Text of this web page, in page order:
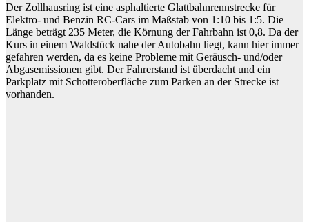
Der Zollhausring ist eine asphaltierte Glattbahnrennstrecke für
Elektro- und Benzin RC-Cars im Maßstab von 1:10 bis 1:5. Die
Länge beträgt 235 Meter, die Körnung der Fahrbahn ist 0,8. Da der
Kurs in einem Waldstück nahe der Autobahn liegt, kann hier immer
gefahren werden, da es keine Probleme mit Geräusch- und/oder
Abgasemissionen gibt. Der Fahrerstand ist überdacht und ein
Parkplatz mit Schotteroberfläche zum Parken an der Strecke ist
vorhanden.